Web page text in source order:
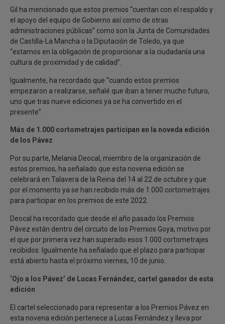
Gil ha mencionado que estos premios “cuentan con el respaldo y
el apoyo del equipo de Gobierno así como de otras
administraciones públicas” como son la Junta de Comunidades
de Castilla-La Mancha o la Diputación de Toledo, ya que
“estamos en la obligación de proporcionar a la ciudadanía una
cultura de proximidad y de calidad”.
Igualmente, ha recordado que “cuando estos premios
empezaron a realizarse, señalé que iban a tener mucho futuro,
uno que tras nueve ediciones ya se ha convertido en el
presente”.
Más de 1.000 cortometrajes participan en la noveda edición
de los Pávez
Por su parte, Melania Deocal, miembro de la organización de
estos premios, ha señalado que esta novena edición se
celebrará en Talavera de la Reina del 14 al 22 de octubre y que
por el momento ya se han recibido más de 1.000 cortometrajes
para participar en los premios de este 2022.
Deocal ha recordado que desde el año pasado los Premios
Pávez están dentro del circuito de los Premios Goya, motivo por
el que por primera vez han superado esos 1.000 cortometrajes
recibidos. Igualmente ha señalado que el plazo para participar
está abierto hasta el próximo viernes, 10 de junio.
‘Ojo a los Pávez’ de Lucas Fernández, cartel ganador de esta
edición
El cartel seleccionado para representar a los Premios Pávez en
esta novena edición pertenece a Lucas Fernández y lleva por